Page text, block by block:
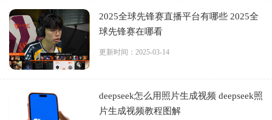
2025全球先锋赛直播平台有哪些 2025全
球先锋赛在哪看
更新时间：2025-03-14
deepseek怎么用照片生成视频 deepseek照
片生成视频教程图解